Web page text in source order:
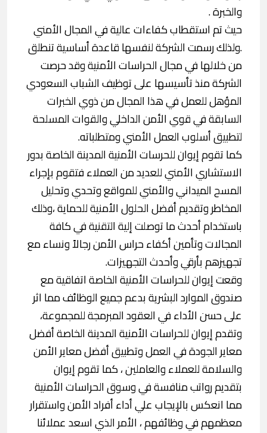
والخبرة .
حيث تم استقطاب كفاءات عالية في المجال الأمني
.ولذلك رسمت الشركة لنفسها قاعدة أساسية تنطلق
من خلالها في مجال الحراسات الأمنية وقد حرصت
الشركة منذ تأسيسها على توظيف الشباب السعودي
المؤهل للعمل في هذا المجال من ذوي الخبرات
السابقة في قوي الأمن الداخلي والقوات المسلحة
لتطبيق أسلوب العمل الأمني ومتطلباته.
كما تقوم إيوان للحرسات الأمنية المدينة الخاصة بدور
الاستشاري الأمني للعديد من العملاء فتقوم بإجراء
المسح الميداني والأمني للمواقع وتحدي وتحليل
المخاطر وتقديم أفضل الحلول الأمنية للحماية ،وذلك
باستخدام أحدث ما توصلت إلية التقنية في كافة
المجالات وتأمين أكفاء حراس الأمن رجالاً ونساء مع
تجهيزهم بأرقي وأحدث التجهيزات.
وقعت إيوان للحراسات الأمنية الخاصة اتفاقية مع
صندوق الموارد البشرية بدعم جميع الوظائف مما اثر
على حسن الأداء في العقود المبرمجة للمجموعة،
وتقدم إيوان للحراسات الأمنية المدينة الخاصة أفضل
معاير الجودة في العمل وتطبيق أفضل معاير الأمن
والسلامة للعملاء والعاملين ، كما تقوم إيوان
بتقديم رواتب منافسة في وسوق الحراسات الأمنية
مما انعكس بالإيجاب علي أداء أفراد الأمن واستقرار
معظمهم في وظائفهم ، الأمر الذي اسعد عملائنا